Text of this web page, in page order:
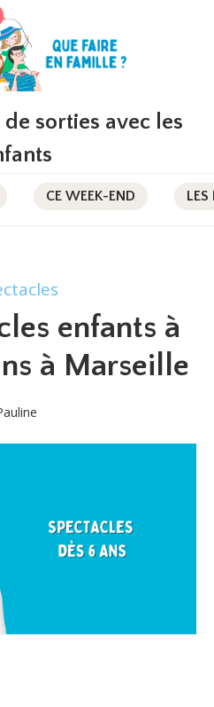
sorties avec les
CE WEEK-END LES
enfants à
à Marseille